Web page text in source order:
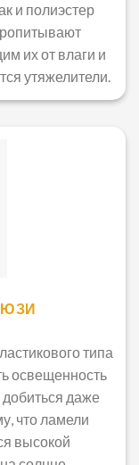
и полиэстер
их от влаги и
утяжелители.
типа
освещенность
даже
что ламели
высокой